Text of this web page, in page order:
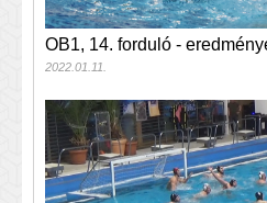
OB1, 14. forduló -
2022.01.11.